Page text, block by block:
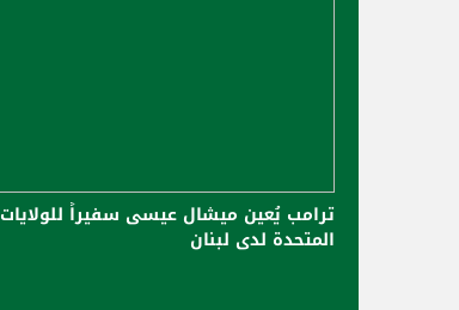
ترامب يُعين ميشال عيسى سفيراً للولايات
المتحدة لدى لبنان